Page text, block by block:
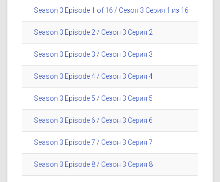
Season 3 Episode 1 of 16 / Сезон 3 Серия 1 из 16
Season 3 Episode 2 / Сезон 3 Серия 2
Season 3 Episode 3 / Сезон 3 Серия 3
Season 3 Episode 4 / Сезон 3 Серия 4
Season 3 Episode 5 / Сезон 3 Серия 5
Season 3 Episode 6 / Сезон 3 Серия 6
Season 3 Episode 7 / Сезон 3 Серия 7
Season 3 Episode 8 / Сезон 3 Серия 8